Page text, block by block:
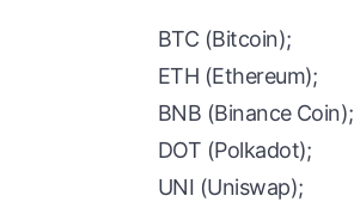
BTC (Bitcoin);
ETH (Ethereum);
BNB (Binance Coin);
DOT (Polkadot);
UNI (Uniswap);